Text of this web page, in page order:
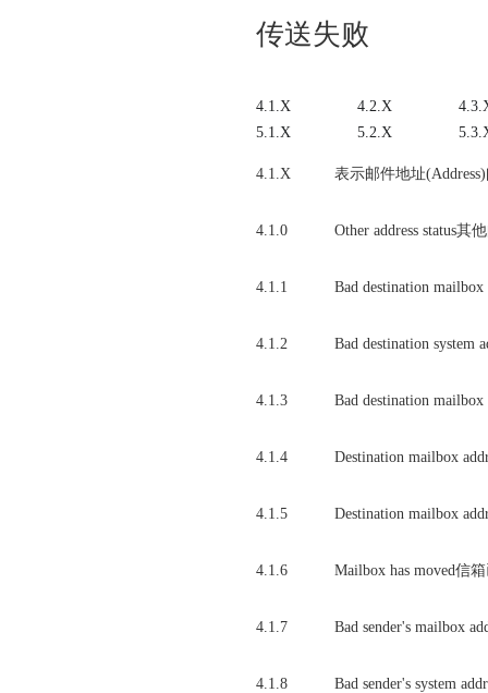
传送失败
4.1.X 4.2.X
5.1.X
5.2.X
4.1.X 表示邮件地址
4.1.0 Other address status其
4.1.1 Bad destination
4.1.2 Bad destination system
4.1.3 Bad destination
4.1.4 Destination mailbox
4.1.5 Destination mailbox
4.1.6 Mailbox has moved信
4.1.7 Bad sender's mailbox
4.1.8 Bad sender's system